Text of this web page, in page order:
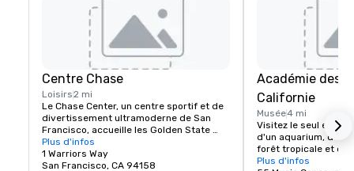
Centre Chase
Loisirs2 mi
Le Chase Center, un centre sportif et de
divertissement ultramoderne de San
Francisco, accueille les Golden State
Warriors et organise près de 200
événements par an.
Plus d'infos
1 Warriors Way
San Francisco, CA 94158
Académie des
Californie
Musée4 mi
Visitez le seul
d'un aquarium, d'un
forêt tropicale et
naturelle, le tout
Plus d'infos